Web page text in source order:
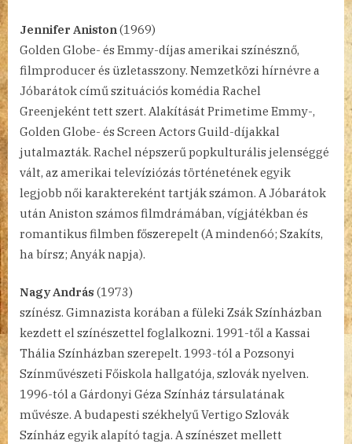
Jennifer Aniston (1969)
Golden Globe- és Emmy-díjas amerikai színésznő,
filmproducer és üzletasszony. Nemzetközi hírnévre a
Jóbarátok című szituációs komédia Rachel
Greenjeként tett szert. Alakítását Primetime Emmy-,
Golden Globe- és Screen Actors Guild-díjakkal
jutalmazták. Rachel népszerű popkulturális jelenséggé
vált, az amerikai televíziózás történetének egyik
legjobb női karaktereként tartják számon. A Jóbarátok
után Aniston számos filmdrámában, vígjátékban és
romantikus filmben főszerepelt (A minden6ó; Szakíts,
ha bírsz; Anyák napja).
Nagy András (1973)
színész. Gimnazista korában a füleki Zsák Színházban
kezdett el színészettel foglalkozni. 1991-től a Kassai
Thália Színházban szerepelt. 1993-tól a Pozsonyi
Színművészeti Főiskola hallgatója, szlovák nyelven.
1996-tól a Gárdonyi Géza Színház társulatának
művésze. A budapesti székhelyű Vertigo Szlovák
Színház egyik alapító tagja. A színészet mellett